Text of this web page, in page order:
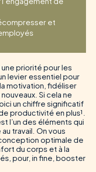
priorité pour les
levier essentiel pour
motivation, fidéliser
Si cela ne
un chiffre significatif
productivité en plus¹.
l’un des éléments qui
travail. On vous
optimale de
du corps et à la
pour, in fine, booster
et